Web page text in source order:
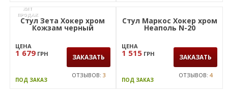
ХИТ
ПРОДАЖ
Стул Маркос Хокер хром
Неаполь N-20
ЦЕНА
1 515 ГРН ЗАКАЗАТЬ
ПОД ЗАКАЗ
ОТЗЫВОВ: 4